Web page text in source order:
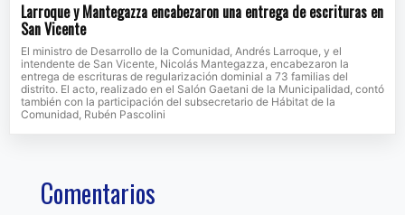
Larroque y Mantegazza encabezaron una entrega de escrituras en
San Vicente
El ministro de Desarrollo de la Comunidad, Andrés Larroque, y el
intendente de San Vicente, Nicolás Mantegazza, encabezaron la
entrega de escrituras de regularización dominial a 73 familias del
distrito. El acto, realizado en el Salón Gaetani de la Municipalidad, contó
también con la participación del subsecretario de Hábitat de la
Comunidad, Rubén Pascolini
Comentarios